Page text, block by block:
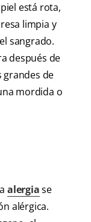
está rota,
limpia y
sangrado.
después de
grandes de
mordida o
alergiase
alérgica.